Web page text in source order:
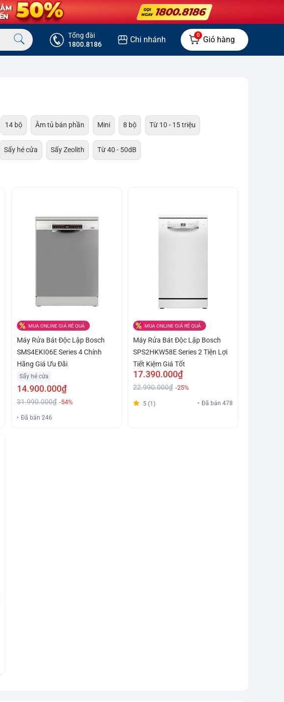
Tổng đài
1800.8186
Chi nhánh 0 Giỏ hàng
14 bộ Âm tủ bán phần Mini 8 bộ Từ 10 - 15 triệu
Sấy hé cửa Sấy Zeolith Từ 40 - 50dB
MUA ONLINE GIÁ RẺ QUÁ
Máy Rửa Bát Độc Lập Bosch
SMS4EKI06E Series 4 Chính
Hãng Giá Ưu Đãi
Sấy hé cửa
14.900.000₫
31.990.000₫ -54%
Đã bán 246
MUA ONLINE GIÁ RẺ QUÁ
Máy Rửa Bát Độc Lập Bosch
SPS2HKW58E Series 2 Tiện Lợi
Tiết Kiệm Giá Tốt
17.390.000₫
22.990.000₫ -25%
5 (1) Đã bán 478